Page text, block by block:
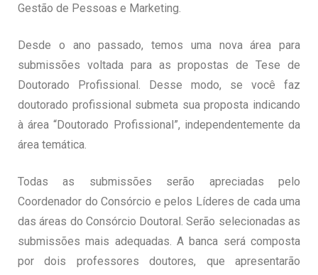
Gestão de Pessoas e Marketing.
Desde o ano passado, temos uma nova área para
submissões voltada para as propostas de Tese de
Doutorado Profissional. Desse modo, se você faz
doutorado profissional submeta sua proposta indicando
à área “Doutorado Profissional”, independentemente da
área temática.
Todas as submissões serão apreciadas pelo
Coordenador do Consórcio e pelos Líderes de cada uma
das áreas do Consórcio Doutoral. Serão selecionadas as
submissões mais adequadas. A banca será composta
por dois professores doutores, que apresentarão